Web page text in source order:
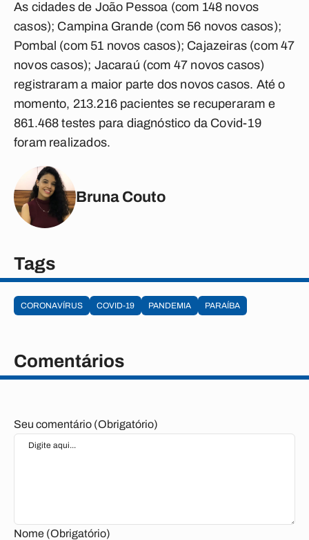
As cidades de João Pessoa (com 148 novos
casos); Campina Grande (com 56 novos casos);
Pombal (com 51 novos casos); Cajazeiras (com 47
novos casos); Jacaraú (com 47 novos casos)
registraram a maior parte dos novos casos. Até o
momento, 213.216 pacientes se recuperaram e
861.468 testes para diagnóstico da Covid-19
foram realizados.
Bruna Couto
Tags
CORONAVÍRUS COVID-19 PANDEMIA PARAÍBA
Comentários
Seu comentário (Obrigatório)
Nome (Obrigatório)